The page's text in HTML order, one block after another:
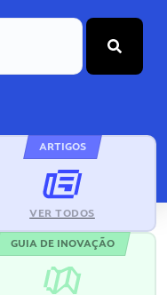
ARTIGOS
VER TODOS
GUIA DE INOVAÇÃO